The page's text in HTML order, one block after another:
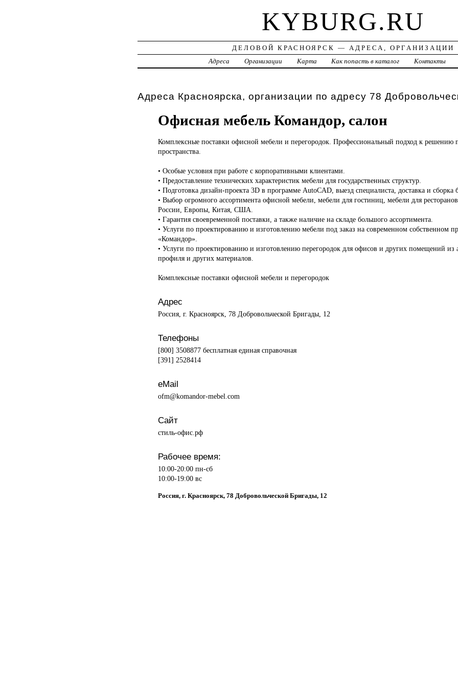
KYBURG.RU
ДЕЛОВОЙ КРАСНОЯРСК — АДРЕСА, ОРГАНИЗАЦИИ
Адреса
Организации Карта Как попасть в каталог Контакты
Адреса Красноярска, организации по адресу 78
Офисная мебель Командор, салон
Комплексные поставки офисной мебели и перегородок. Профессиональный подход к решению
пространства.
• Особые условия при работе с корпоративными клиентами.
• Предоставление технических характеристик мебели для государственных структур.
• Подготовка дизайн-проекта 3D в программе AutoCAD, выезд специалиста, доставка и сборка
• Выбор огромного ассортимента офисной мебели, мебели для гостиниц, мебели для
России, Европы, Китая, США.
• Гарантия своевременной поставки, а также наличие на складе большого ассортимента.
• Услуги по проектированию и изготовлению мебели под заказ на современном собственном
«Командор».
• Услуги по проектированию и изготовлению перегородок для офисов и других помещений из
профиля и других материалов.
Комплексные поставки офисной мебели и перегородок
Адрес
Россия, г. Красноярск, 78 Добровольческой Бригады, 12
Телефоны
[800] 3508877 бесплатная единая справочная
[391] 2528414
eMail
ofm@komandor-mebel.com
Сайт
стиль-офис.рф
Рабочее время:
10:00-20:00 пн-сб
10:00-19:00 вс
Россия, г. Красноярск, 78 Добровольческой Бригады, 12